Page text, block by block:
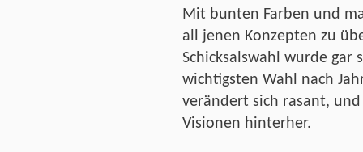
Mit bunten Farben und
all jenen Konzepten zu
Schicksalswahl wurde gar
wichtigsten Wahl nach
verändert sich rasant,
Visionen hinterher.